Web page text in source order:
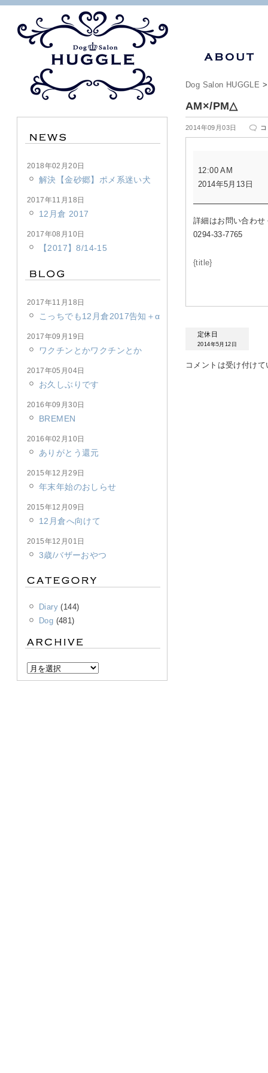
Dog Salon HUGGLE
AM×/PM△
2014年09月03日
は
12:00 AM
2014年5月13日
詳細はお問い合わせ
0294-33-7765
{title}
定休日
2014年5月12日
コメントは受け付け
2018年02月20日
解決【金砂郷】ポメ系迷い犬
2017年11月18日
12月倉 2017
2017年08月10日
【2017】8/14-15
2017年11月18日
こっちでも12月倉2017告知＋α
2017年09月19日
ワクチンとかワクチンとか
2017年05月04日
お久しぶりです
2016年09月30日
BREMEN
2016年02月10日
ありがとう還元
2015年12月29日
年末年始のおしらせ
2015年12月09日
12月倉へ向けて
2015年12月01日
3歳/バザーおやつ
Diary(144)
Dog (481)